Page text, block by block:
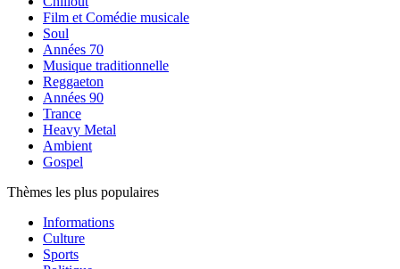
Film et Comédie musicale
Soul
Années 70
Musique traditionnelle
Reggaeton
Années 90
Trance
Heavy Metal
Ambient
Gospel
Thèmes les plus populaires
Informations
Culture
Sports